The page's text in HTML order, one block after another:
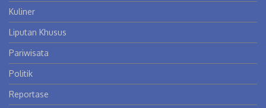
Kuliner
Liputan Khusus
Pariwisata
Politik
Reportase